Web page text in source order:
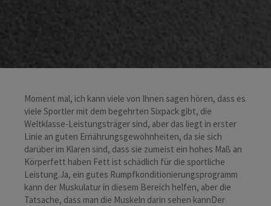
Moment mal, ich kann viele von Ihnen sagen hören, dass es
viele Sportler mit dem begehrten Sixpack gibt, die
Weltklasse-Leistungsträger sind, aber das liegt in erster
Linie an guten Ernährungsgewohnheiten, da sie sich
darüber im Klaren sind, dass sie zumeist ein hohes Maß an
Körperfett haben Fett ist schädlich für die sportliche
Leistung.Ja, ein gutes Rumpfkonditionierungsprogramm
kann der Muskulatur in diesem Bereich helfen, aber die
Tatsache, dass man die Muskeln darin sehen kannDer